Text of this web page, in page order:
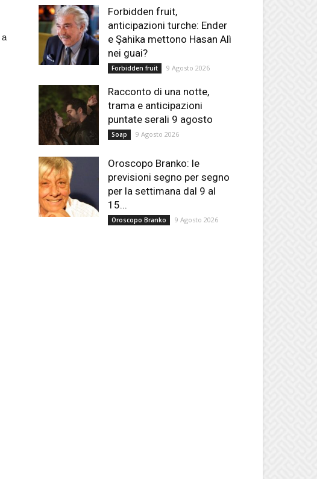
a
Forbidden fruit,
anticipazioni turche: Ender
e Şahika mettono Hasan Alì
nei guai?
Forbidden fruit 9 Agosto 2026
Racconto di una notte,
trama e anticipazioni
puntate serali 9 agosto
Soap 9 Agosto 2026
Oroscopo Branko: le
previsioni segno per segno
per la settimana dal 9 al
15...
Oroscopo Branko 9 Agosto 2026